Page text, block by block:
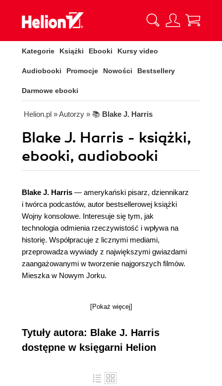
Kategorie Książki Ebooki Kursy video
Audiobooki Promocje Nowości Bestsellery
Darmowe ebooki
Helion.pl » Autorzy » 📚 Blake J. Harris
Blake J. Harris - książki,
ebooki, audiobooki
Blake J. Harris — amerykański pisarz, dziennikarz
i twórca podcastów, autor bestsellerowej książki
Wojny konsolowe. Interesuje się tym, jak
technologia odmienia rzeczywistość i wpływa na
historię. Współpracuje z licznymi mediami,
przeprowadza wywiady z największymi gwiazdami
zaangażowanymi w tworzenie najgorszych filmów.
Mieszka w Nowym Jorku.
[Pokaż więcej]
Tytuły autora: Blake J. Harris
dostępne w księgarni Helion